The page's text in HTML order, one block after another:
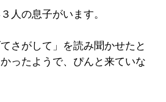
人の息子がいます。
さがして」を読み聞かせたと
ったようで、ぴんと来ていな